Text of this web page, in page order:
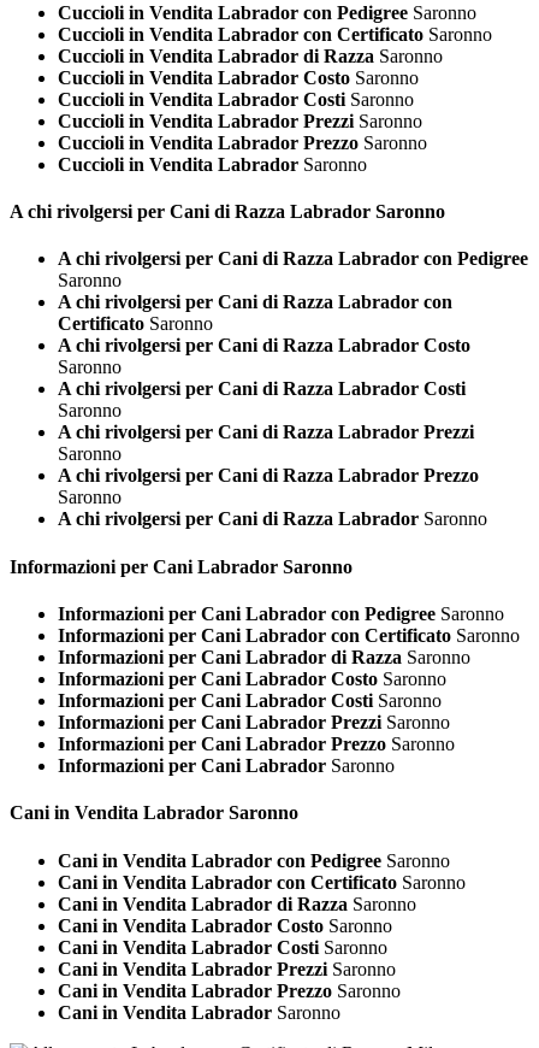
Cuccioli in Vendita Labrador con Pedigree Saronno
Cuccioli in Vendita Labrador con Certificato Saronno
Cuccioli in Vendita Labrador di Razza Saronno
Cuccioli in Vendita Labrador Costo Saronno
Cuccioli in Vendita Labrador Costi Saronno
Cuccioli in Vendita Labrador Prezzi Saronno
Cuccioli in Vendita Labrador Prezzo Saronno
Cuccioli in Vendita Labrador Saronno
A chi rivolgersi per Cani di Razza Labrador Saronno
A chi rivolgersi per Cani di Razza Labrador con Pedigree
Saronno
A chi rivolgersi per Cani di Razza Labrador con
Certificato Saronno
A chi rivolgersi per Cani di Razza Labrador Costo
Saronno
A chi rivolgersi per Cani di Razza Labrador Costi
Saronno
A chi rivolgersi per Cani di Razza Labrador Prezzi
Saronno
A chi rivolgersi per Cani di Razza Labrador Prezzo
Saronno
A chi rivolgersi per Cani di Razza Labrador Saronno
Informazioni per Cani Labrador Saronno
Informazioni per Cani Labrador con Pedigree Saronno
Informazioni per Cani Labrador con Certificato Saronno
Informazioni per Cani Labrador di Razza Saronno
Informazioni per Cani Labrador Costo Saronno
Informazioni per Cani Labrador Costi Saronno
Informazioni per Cani Labrador Prezzi Saronno
Informazioni per Cani Labrador Prezzo Saronno
Informazioni per Cani Labrador Saronno
Cani in Vendita Labrador Saronno
Cani in Vendita Labrador con Pedigree Saronno
Cani in Vendita Labrador con Certificato Saronno
Cani in Vendita Labrador di Razza Saronno
Cani in Vendita Labrador Costo Saronno
Cani in Vendita Labrador Costi Saronno
Cani in Vendita Labrador Prezzi Saronno
Cani in Vendita Labrador Prezzo Saronno
Cani in Vendita Labrador Saronno